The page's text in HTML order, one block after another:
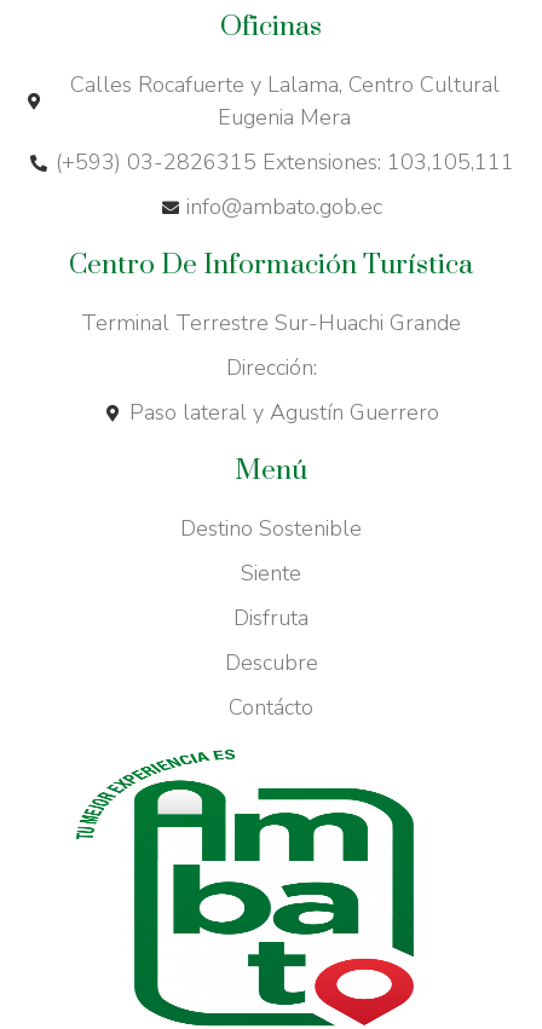
Oficinas
Calles Rocafuerte y Lalama, Centro Cultural
Eugenia Mera
(+593) 03-2826315 Extensiones: 103,105,111
info@ambato.gob.ec
Centro De Información Turística
Terminal Terrestre Sur-Huachi Grande
Dirección:
Paso lateral y Agustín Guerrero
Menú
Destino Sostenible
Siente
Disfruta
Descubre
Contácto